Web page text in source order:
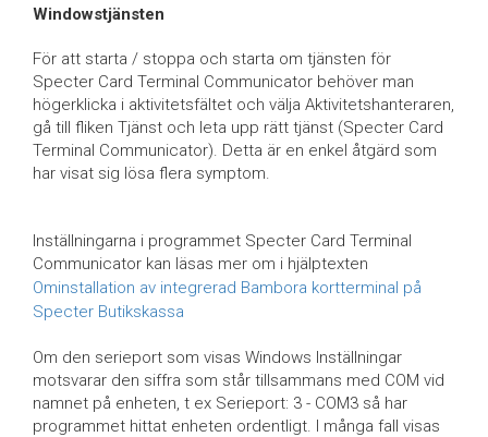
Windowstjänsten
För att starta / stoppa och starta om tjänsten för
Specter Card Terminal Communicator behöver man
högerklicka i aktivitetsfältet och välja Aktivitetshanteraren,
gå till fliken Tjänst och leta upp rätt tjänst (Specter Card
Terminal Communicator). Detta är en enkel åtgärd som
har visat sig lösa flera symptom.
Inställningarna i programmet Specter Card Terminal
Communicator kan läsas mer om i hjälptexten
Ominstallation av integrerad Bambora kortterminal på
Specter Butikskassa
Om den serieport som visas Windows Inställningar
motsvarar den siffra som står tillsammans med COM vid
namnet på enheten, t ex Serieport: 3 - COM3 så har
programmet hittat enheten ordentligt. I många fall visas